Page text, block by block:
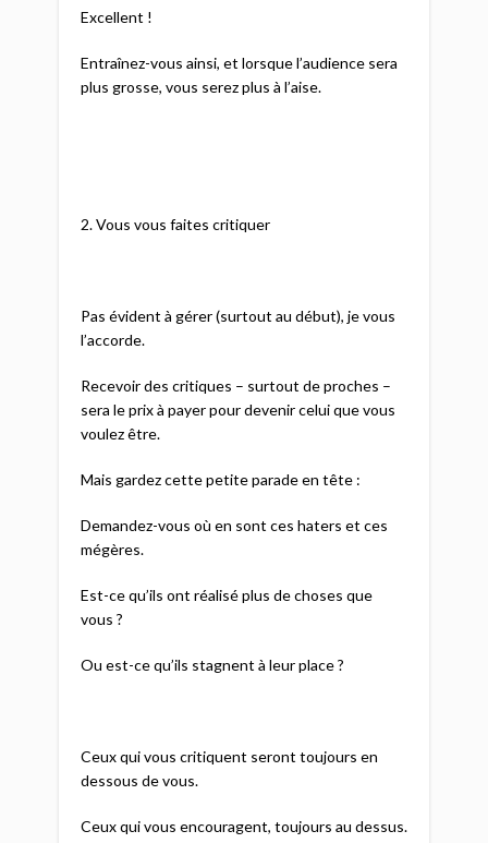
Excellent !
Entraînez-vous ainsi, et lorsque l’audience sera
plus grosse, vous serez plus à l’aise.
2. Vous vous faites critiquer
Pas évident à gérer (surtout au début), je vous
l’accorde.
Recevoir des critiques – surtout de proches –
sera le prix à payer pour devenir celui que vous
voulez être.
Mais gardez cette petite parade en tête :
Demandez-vous où en sont ces haters et ces
mégères.
Est-ce qu’ils ont réalisé plus de choses que
vous ?
Ou est-ce qu’ils stagnent à leur place ?
Ceux qui vous critiquent seront toujours en
dessous de vous.
Ceux qui vous encouragent, toujours au dessus.